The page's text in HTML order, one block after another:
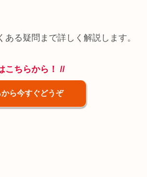
る疑問まで詳しく解説します。
こちらから！ //
から今すぐどうぞ